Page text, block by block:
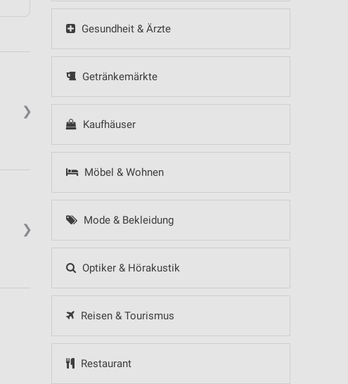
Gesundheit & Ärzte
Getränkemärkte
Kaufhäuser
Möbel & Wohnen
Mode & Bekleidung
Optiker & Hörakustik
Reisen & Tourismus
Restaurant
❯
❯